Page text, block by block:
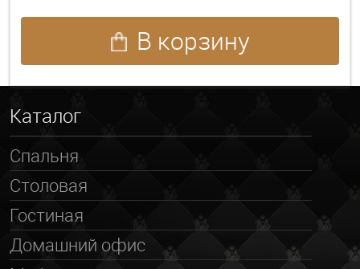
В корзину
Каталог
Спальня
Столовая
Гостиная
Домашний офис